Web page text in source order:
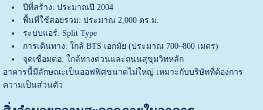
ปีที่สร้าง: ประมาณปี 2004
พื้นที่ใช้สอยรวม: ประมาณ 2,000 ตร.ม.
ระบบแอร์: Split Type
การเดินทาง: ใกล้ BTS เอกมัย (ประมาณ 700–800 เมตร)
จุดเชื่อมต่อ: ใกล้ทางด่วนและถนนสุขุมวิทหลัก
อาคารนี้มีลักษณะเป็นออฟฟิศขนาดไม่ใหญ่ เหมาะกับบริษัทที่ต้องการ
ความเป็นส่วนตัว